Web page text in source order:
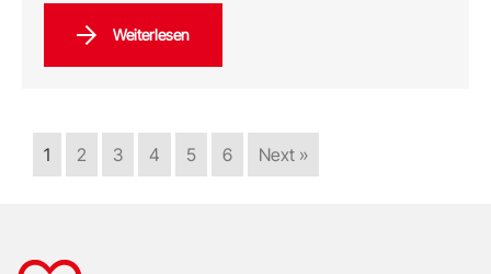
Weiterlesen
1 2 3 4 5 6 Next »